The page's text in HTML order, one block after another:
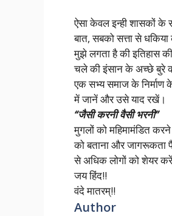
ऐसा केवल इन्ही शासकों के
बात, सबको सत्ता से धकिया
मुझे लगता है की इतिहास
चले की इंसान के अच्छे बुरे
एक सभ्य समाज के निर्माण
में जानें और उसे याद रखें।
“जैसी करनी वैसी भरनी”
मुगलों को महिमामंडित
को बताना और जागरूकता
से अधिक लोगों को शेयर
जय हिंद!!
वंदे मातरम्!!
Author